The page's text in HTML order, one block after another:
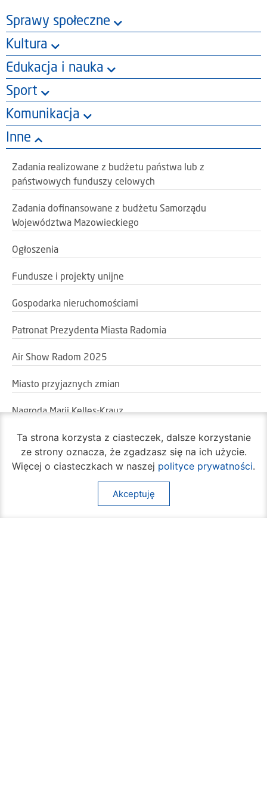
Sprawy społeczne
Kultura
Edukacja i nauka
Sport
Komunikacja
Inne
Zadania realizowane z budżetu państwa lub z
państwowych funduszy celowych
Zadania dofinansowane z budżetu Samorządu
Województwa Mazowieckiego
Ogłoszenia
Fundusze i projekty unijne
Gospodarka nieruchomościami
Patronat Prezydenta Miasta Radomia
Air Show Radom 2025
Miasto przyjaznych zmian
Nagroda Marii Kelles-Krauz
50 lecie Radomskiego Protestu Robotniczego
Ta strona korzysta z ciasteczek, dalsze korzystanie
ze strony oznacza, że zgadzasz się na ich użycie.
Więcej o ciasteczkach w naszej polityce prywatności.
Akceptuję